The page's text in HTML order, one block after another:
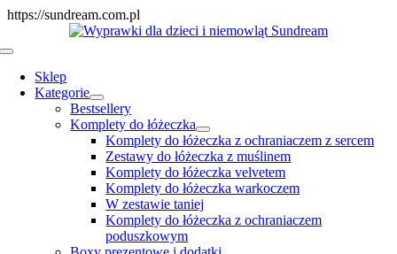
https://sundream.com.pl
to
Toggle
Navigation
Sklep
Kategorie
Bestsellery
Komplety do łóżeczka
Komplety do łóżeczka z ochraniaczem z sercem
Zestawy do łóżeczka z muślinem
Komplety do łóżeczka velvetem
Komplety do łóżeczka warkoczem
W zestawie taniej
Komplety do łóżeczka z ochraniaczem
poduszkowym